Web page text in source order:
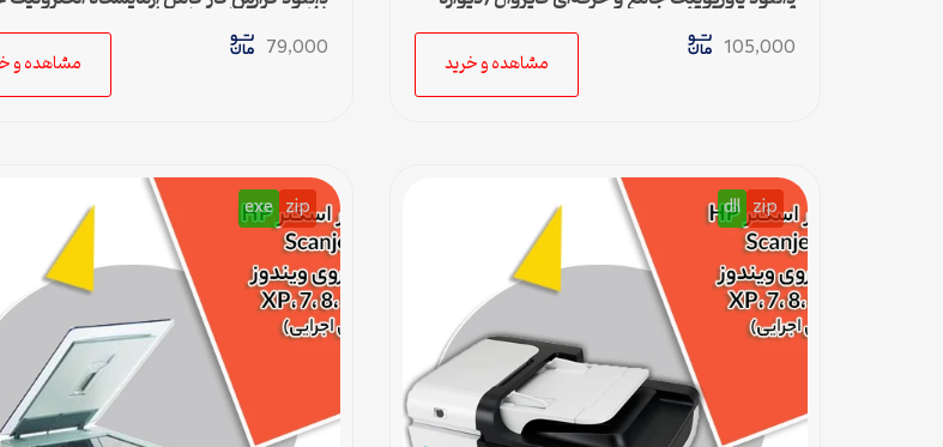
آتش) – ویژه ارائه و پروژه
105,000
مشاهده و خرید
(فایل ورد قابل ویرایش)
79,000
مشاهده و
zip
dll
zip
exe